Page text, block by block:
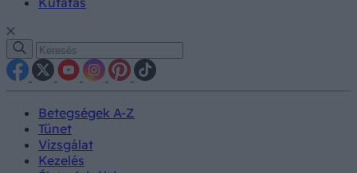
Betegségek A-Z
Tünet
Vizsgálat
Kezelés